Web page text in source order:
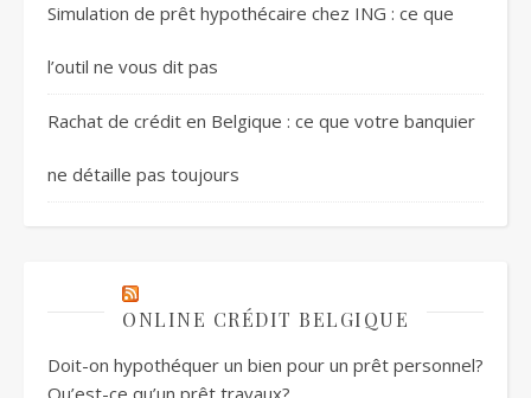
Simulation de prêt hypothécaire chez ING : ce que
l’outil ne vous dit pas
Rachat de crédit en Belgique : ce que votre banquier
ne détaille pas toujours
ONLINE CRÉDIT BELGIQUE
Doit-on hypothéquer un bien pour un prêt personnel?
Qu’est-ce qu’un prêt travaux?